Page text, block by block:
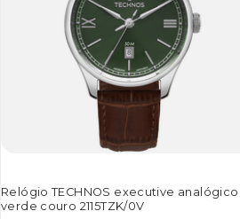
Relógio TECHNOS executive analógico
verde couro 2115TZK/0V